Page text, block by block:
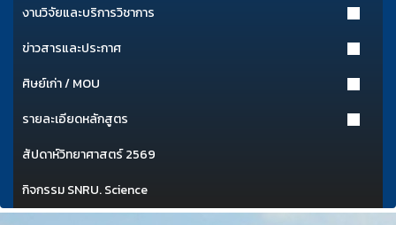
งานวิจัยและบริการวิชาการ
ข่าวสารและประกาศ
ศิษย์เก่า / MOU
รายละเอียดหลักสูตร
สัปดาห์วิทยาศาสตร์ 2569
กิจกรรม SNRU. Science